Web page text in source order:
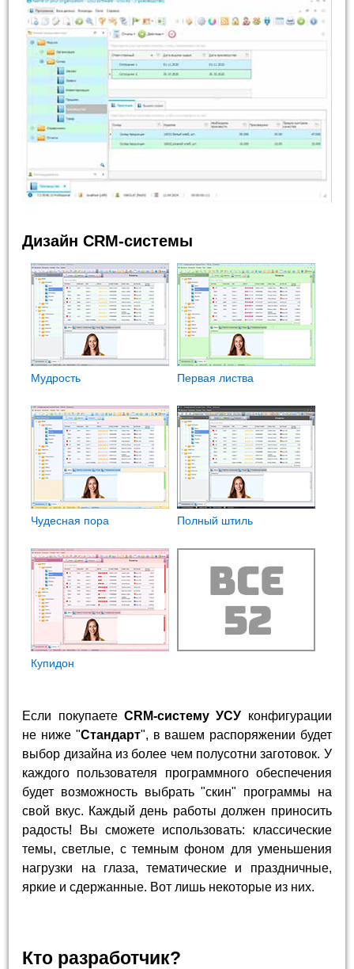
Дизайн CRM-системы
Мудрость Первая листва
Чудесная пора Полный штиль
Купидон
Если покупаете CRM-систему УСУ конфигурации
не ниже "Стандарт", в вашем распоряжении будет
выбор дизайна из более чем полусотни заготовок. У
каждого пользователя программного обеспечения
будет возможность выбрать "скин" программы на
свой вкус. Каждый день работы должен приносить
радость! Вы сможете использовать: классические
темы, светлые, с темным фоном для уменьшения
нагрузки на глаза, тематические и праздничные,
яркие и сдержанные. Вот лишь некоторые из них.
Кто разработчик?